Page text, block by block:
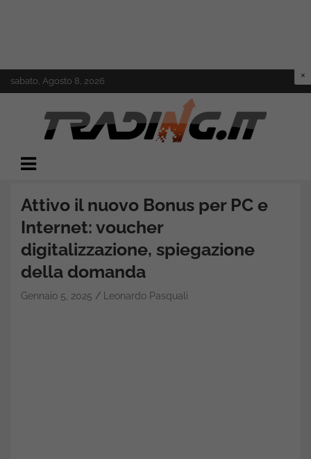
to
sabato, Agosto 8, 2026
Trading.it
Attivo il nuovo Bonus per PC e
Internet: voucher
digitalizzazione, spiegazione
della domanda
Gennaio 5, 2025 Leonardo Pasquali